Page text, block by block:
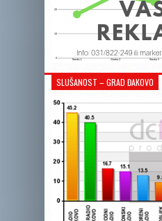
SLUŠANOST – GRAD ĐAKOVO